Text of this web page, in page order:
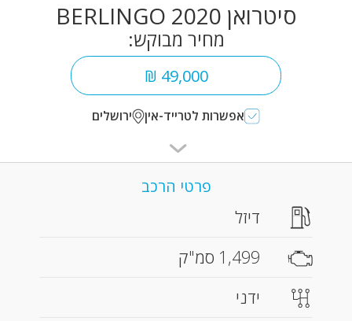
סיטרואן BERLINGO 2020
מחיר מבוקש:
49,000 ₪
אפשרות לטרייד-אין ירושלים
פרטי הרכב
דיזל
1,499 סמ"ק
ידני